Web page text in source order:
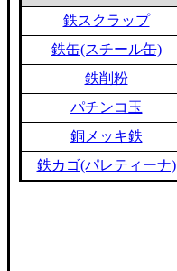
鉄スクラップ
鉄缶(スチール缶)
鉄削粉
パチンコ玉
銅メッキ鉄
鉄カゴ(パレティーナ)